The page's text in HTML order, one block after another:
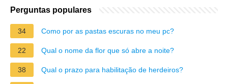
Perguntas populares
34 Como por as pastas escuras no meu pc?
22 Qual o nome da flor que só abre a noite?
38 Qual o prazo para habilitação de herdeiros?